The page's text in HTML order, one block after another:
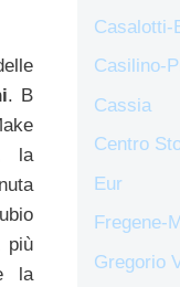
. B
la
più
la
Casalotti-
Casilino-
Cassia
Centro
Eur
Fregene-
Gregorio